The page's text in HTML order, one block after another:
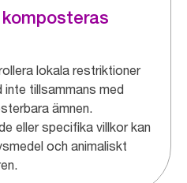
lokala restriktioner
inte tillsammans med
ämnen.
eller specifika villkor kan
och animaliskt